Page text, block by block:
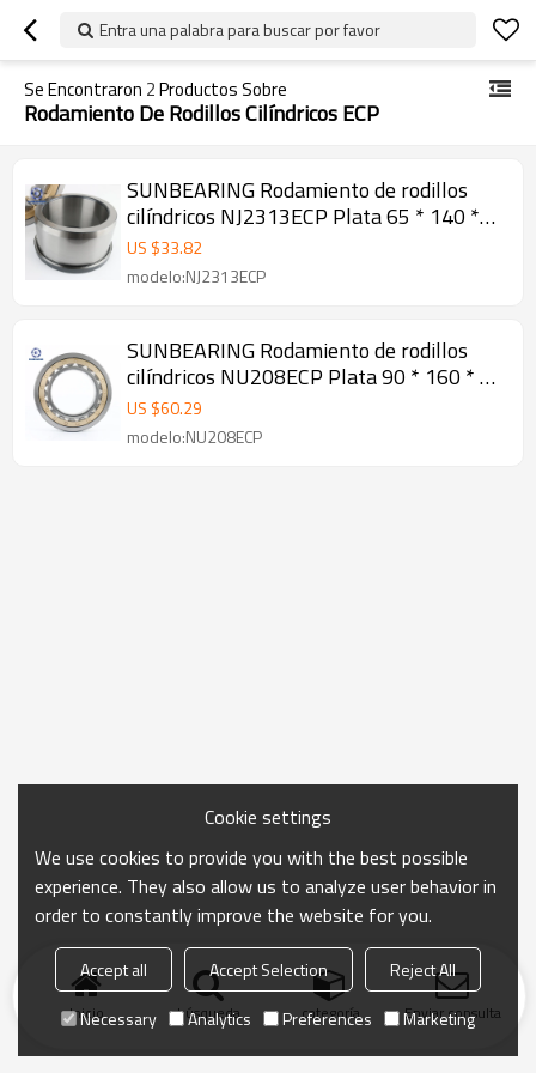
Entra una palabra para buscar por favor
Se Encontraron 2Productos Sobre
Rodamiento De Rodillos Cilíndricos ECP
SUNBEARING Rodamiento de rodillos
cilíndricos NJ2313ECP Plata 65 * 140 *
48 mm Acero al cromo GCR15
US $33.82
modelo:NJ2313ECP
SUNBEARING Rodamiento de rodillos
cilíndricos NU208ECP Plata 90 * 160 * 30
mm Acero al cromo GCR15
US $60.29
modelo:NU208ECP
Inicio búsqueda categoría Enviar consulta
Cookie settings
We use cookies to provide you with the best possible
experience. They also allow us to analyze user behavior in
order to constantly improve the website for you.
Accept all Accept Selection
Reject All
Necessary
Analytics Preferences Marketing